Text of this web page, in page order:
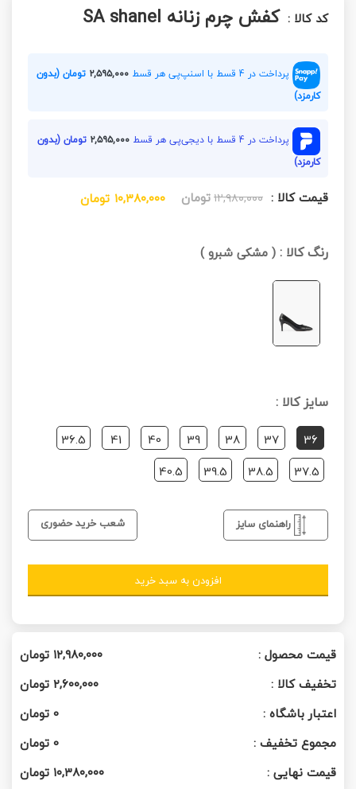
کد کالا : کفش چرم زنانه SA shanel
پرداخت در 4 قسط با اسنپ‌پی هر قسط ۲,۵۹۵,۰۰۰ تومان (بدون
کارمزد)
پرداخت در 4 قسط با دیجی‌پی هر قسط ۲,۵۹۵,۰۰۰ تومان (بدون
کارمزد)
قیمت کالا : ۱۲,۹۸۰,۰۰۰تومان ۱۰,۳۸۰,۰۰۰ تومان
رنگ کالا :(مشکی شبرو)
سایز کالا :
36
37
38
39
40
41
36.5
37.5
38.5
39.5
40.5
راهنمای سایز شعب خرید حضوری
افزودن به سبد خرید
قیمت محصول : ۱۲,۹۸۰,۰۰۰ تومان
تخفیف کالا :
۲,۶۰۰,۰۰۰تومان
اعتبار باشگاه :
0تومان
مجموع تخفیف :
0تومان
قیمت نهایی :
۱۰,۳۸۰,۰۰۰ تومان